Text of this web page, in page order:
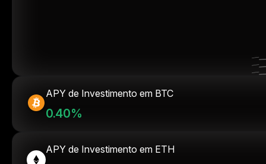
APY de Investimento em BTC
0.40%
APY de Investimento em ETH